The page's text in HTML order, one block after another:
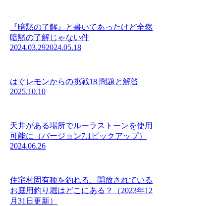
『暗黙の了解』と書いてあったけど全然
暗黙の了解じゃない件
2024.03.292024.05.18
はぐレモンからの挑戦18 問題と解答
2025.10.10
天井がある場所でルーラストーンを使用
可能に（バージョン7.1ピックアップ）
2024.06.26
住宅村固有種を釣れる、開放されている
お庭用釣り堀はどこにある？（2023年12
月31日更新）